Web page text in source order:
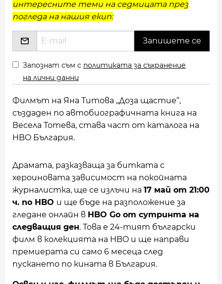
интересните теми на седмицата през
погледа на нашия екип:
Запознат съм с политиката за съхранение
на лични данни
Филмът на Яна Титова „Доза щастие“,
създаден по автобиографичната книга на
Весела Тотева, става част от каталога на
HBO България.
Драмата, разказваща за битката с
хероиновата зависимост на покойната
журналистка, ще се излъчи на 17 май от 21:00
ч. по HBO и ще бъде на разположение за
гледане онлайн в HBO Go от сутринта на
следващия ден. Това е 24-тият български
филм в колекцията на HBO и ще направи
премиерата си само 6 месеца след
пускането по кината в България.